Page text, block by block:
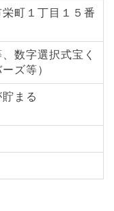
町１丁目１５番
数字選択式宝く
ズ等）
まる